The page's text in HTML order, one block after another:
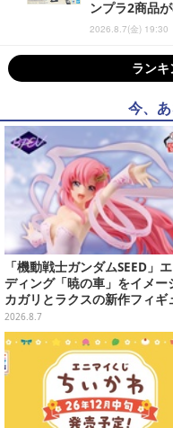
ンプラ2商品
2026.8.7(金) 19:30
ラン
今、
「機動戦士ガンダムSEED」
ディング「暁の車」をイメー
カガリとラクスの新作フィギ
がプライズに
2026.8.7